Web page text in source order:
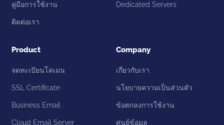
คู่มือการใช้งาน
ติดต่อเรา
Dedicated Servers
Product
จดทะเบียนโดเมน
SSL Certificate
Business Email
Cloud Email Server
Company
เกี่ยวกับเรา
นโยบายความเป็นส่วนตัว
ข้อตกลงการใช้งาน
ศูนย์ข้อมูล